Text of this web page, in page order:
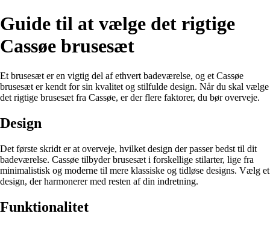
Guide til at vælge det rigtige
Cassøe brusesæt
Et brusesæt er en vigtig del af ethvert badeværelse, og et Cassøe
brusesæt er kendt for sin kvalitet og stilfulde design. Når du skal vælge
det rigtige brusesæt fra Cassøe, er der flere faktorer, du bør overveje.
Design
Det første skridt er at overveje, hvilket design der passer bedst til dit
badeværelse. Cassøe tilbyder brusesæt i forskellige stilarter, lige fra
minimalistisk og moderne til mere klassiske og tidløse designs. Vælg et
design, der harmonerer med resten af din indretning.
Funktionalitet